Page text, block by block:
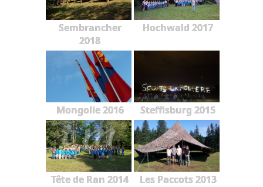
Sembrancher
2018
Hochwald 2017
Mongolie 2016 Steffisburg 2015
Tête de Ran 2014 Les Paccots 2013